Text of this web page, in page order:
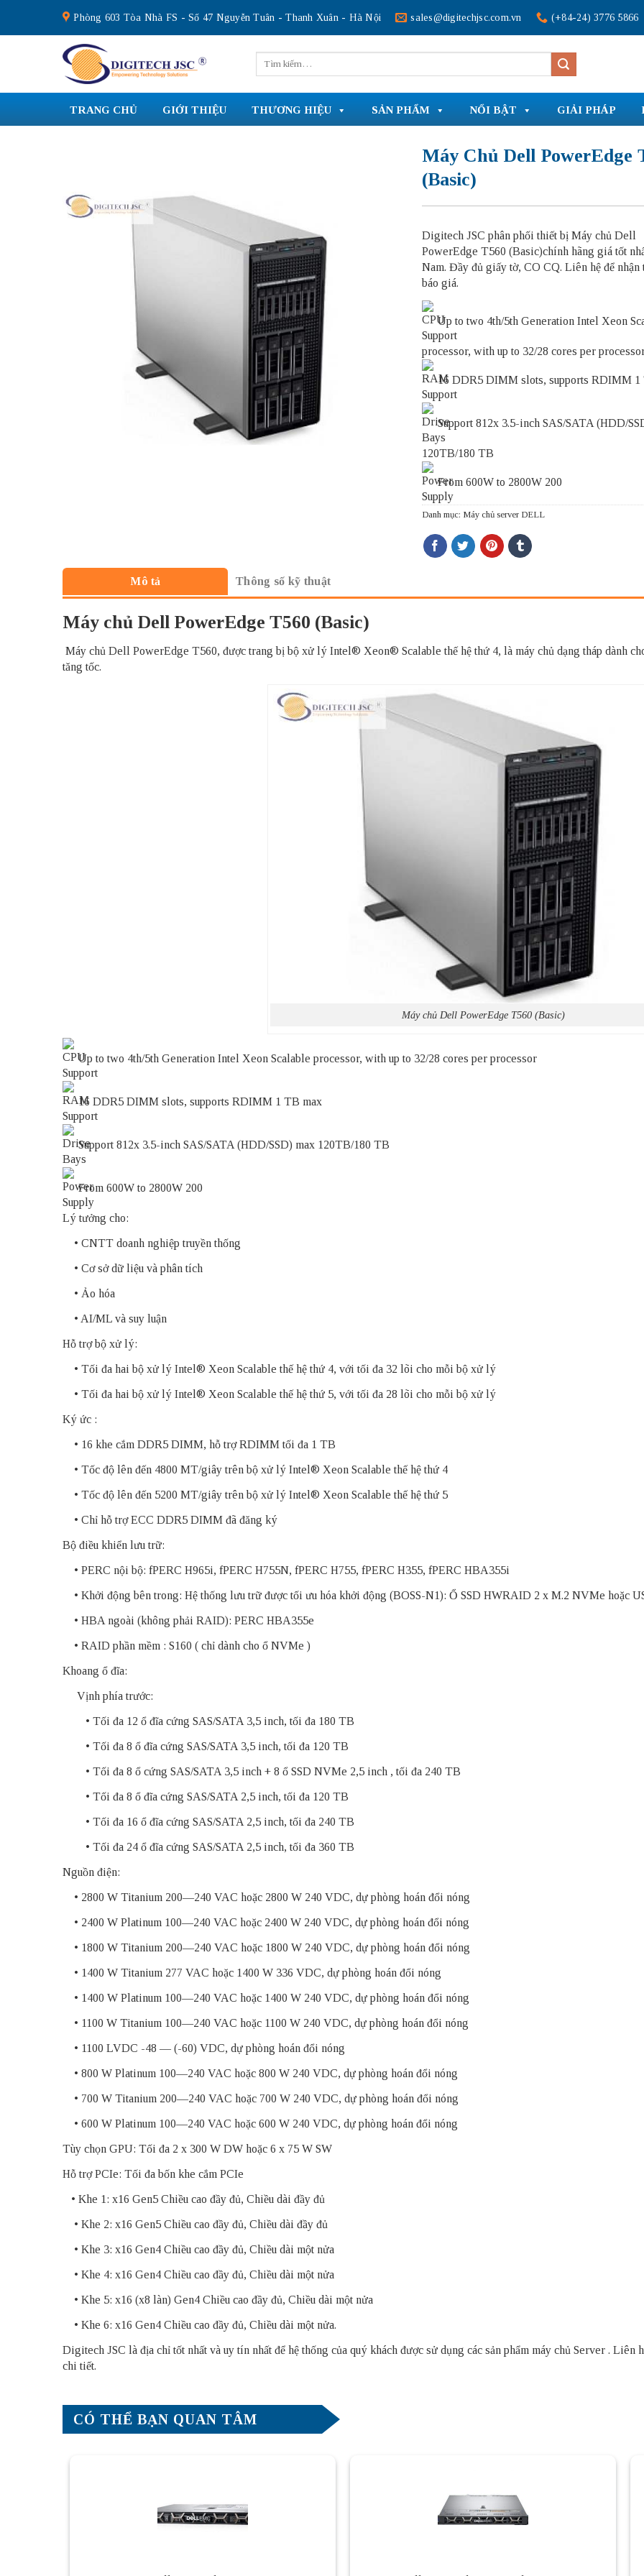
content
Phòng 603 Tòa Nhà FS - Số 47 Nguyễn Tuân - Thanh Xuân - Hà Nội sales@digitechjsc.com.vn (+84-24) 3776 5866
kiếm:
TRANG CHỦ GIỚI THIỆU THƯƠNG HIỆU SẢN PHẨM NỔI BẬT GIẢI PHÁP
Máy Chủ Dell PowerEdge
(Basic)
Digitech JSC phân phối thiết bị Máy chủ Dell
PowerEdge T560 (Basic)chính hãng giá tốt
Nam. Đầy đủ giấy tờ, CO CQ. Liên hệ để nhận
báo giá.
Up to two 4th/5th Generation Intel Xeon
processor, with up to 32/28 cores per
16 DDR5 DIMM slots, supports RDIMM 1
Support 812x 3.5-inch SAS/SATA (HDD/
120TB/180 TB
From 600W to 2800W 200
Danh mục: Máy chủ server DELL
Mô tả Thông số kỹ thuật
Máy chủ Dell PowerEdge T560 (Basic)
Máy chủ Dell PowerEdge T560, được trang bị bộ xử lý Intel® Xeon® Scalable thế hệ thứ 4, là máy chủ dạng tháp dành
tăng tốc.
Máy chủ Dell PowerEdge T560 (Basic)
Up to two 4th/5th Generation Intel Xeon Scalable processor, with up to 32/28 cores per processor
16 DDR5 DIMM slots, supports RDIMM 1 TB max
Support 812x 3.5-inch SAS/SATA (HDD/SSD) max 120TB/180 TB
From 600W to 2800W 200
Lý tưởng cho:
• CNTT doanh nghiệp truyền thống
• Cơ sở dữ liệu và phân tích
• Ảo hóa
• AI/ML và suy luận
Hỗ trợ bộ xử lý:
• Tối đa hai bộ xử lý Intel® Xeon Scalable thế hệ thứ 4, với tối đa 32 lõi cho mỗi bộ xử lý
• Tối đa hai bộ xử lý Intel® Xeon Scalable thế hệ thứ 5, với tối đa 28 lõi cho mỗi bộ xử lý
Ký ức :
• 16 khe cắm DDR5 DIMM, hỗ trợ RDIMM tối đa 1 TB
• Tốc độ lên đến 4800 MT/giây trên bộ xử lý Intel® Xeon Scalable thế hệ thứ 4
• Tốc độ lên đến 5200 MT/giây trên bộ xử lý Intel® Xeon Scalable thế hệ thứ 5
• Chỉ hỗ trợ ECC DDR5 DIMM đã đăng ký
Bộ điều khiển lưu trữ:
• PERC nội bộ: fPERC H965i, fPERC H755N, fPERC H755, fPERC H355, fPERC HBA355i
• Khởi động bên trong: Hệ thống lưu trữ được tối ưu hóa khởi động (BOSS-N1): Ổ SSD HWRAID 2 x M.2 NVMe hoặc
• HBA ngoài (không phải RAID): PERC HBA355e
• RAID phần mềm : S160 ( chỉ dành cho ổ NVMe )
Khoang ổ đĩa:
Vịnh phía trước:
• Tối đa 12 ổ đĩa cứng SAS/SATA 3,5 inch, tối đa 180 TB
• Tối đa 8 ổ đĩa cứng SAS/SATA 3,5 inch, tối đa 120 TB
• Tối đa 8 ổ cứng SAS/SATA 3,5 inch + 8 ổ SSD NVMe 2,5 inch , tối đa 240 TB
• Tối đa 8 ổ đĩa cứng SAS/SATA 2,5 inch, tối đa 120 TB
• Tối đa 16 ổ đĩa cứng SAS/SATA 2,5 inch, tối đa 240 TB
• Tối đa 24 ổ đĩa cứng SAS/SATA 2,5 inch, tối đa 360 TB
Nguồn điện:
• 2800 W Titanium 200—240 VAC hoặc 2800 W 240 VDC, dự phòng hoán đổi nóng
• 2400 W Platinum 100—240 VAC hoặc 2400 W 240 VDC, dự phòng hoán đổi nóng
• 1800 W Titanium 200—240 VAC hoặc 1800 W 240 VDC, dự phòng hoán đổi nóng
• 1400 W Titanium 277 VAC hoặc 1400 W 336 VDC, dự phòng hoán đổi nóng
• 1400 W Platinum 100—240 VAC hoặc 1400 W 240 VDC, dự phòng hoán đổi nóng
• 1100 W Titanium 100—240 VAC hoặc 1100 W 240 VDC, dự phòng hoán đổi nóng
• 1100 LVDC -48 — (-60) VDC, dự phòng hoán đổi nóng
• 800 W Platinum 100—240 VAC hoặc 800 W 240 VDC, dự phòng hoán đổi nóng
• 700 W Titanium 200—240 VAC hoặc 700 W 240 VDC, dự phòng hoán đổi nóng
• 600 W Platinum 100—240 VAC hoặc 600 W 240 VDC, dự phòng hoán đổi nóng
Tùy chọn GPU: Tối đa 2 x 300 W DW hoặc 6 x 75 W SW
Hỗ trợ PCIe: Tối đa bốn khe cắm PCIe
• Khe 1: x16 Gen5 Chiều cao đầy đủ, Chiều dài đầy đủ
• Khe 2: x16 Gen5 Chiều cao đầy đủ, Chiều dài đầy đủ
• Khe 3: x16 Gen4 Chiều cao đầy đủ, Chiều dài một nửa
• Khe 4: x16 Gen4 Chiều cao đầy đủ, Chiều dài một nửa
• Khe 5: x16 (x8 làn) Gen4 Chiều cao đầy đủ, Chiều dài một nửa
• Khe 6: x16 Gen4 Chiều cao đầy đủ, Chiều dài một nửa.
Digitech JSC là địa chỉ tốt nhất và uy tín nhất để hệ thống của quý khách được sử dụng các sản phẩm máy chủ Server . Liên
chi tiết.
CÓ THỂ BẠN QUAN TÂM